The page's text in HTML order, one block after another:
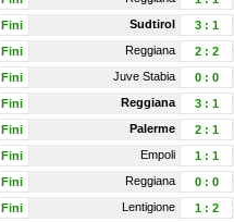
Fini Sudtirol 3: 1
Fini Reggiana 2: 2
Fini Juve Stabia 0: 0
Fini Reggiana 3: 1
Fini Palerme 2: 1
Fini Empoli 1: 1
Fini Reggiana 0: 0
Fini Lentigione 1: 2